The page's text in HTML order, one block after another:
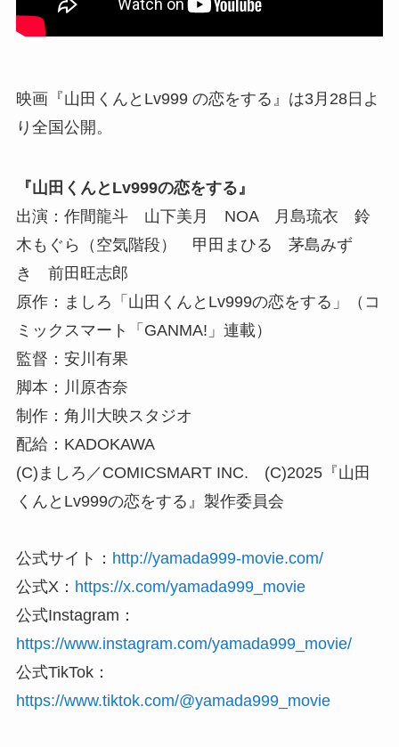
映画『山田くんとLv999 の恋をする』は3月28日よ
り全国公開。
『山田くんとLv999の恋をする』
出演：作間龍斗 山下美月 NOA 月島琉衣 鈴
木もぐら（空気階段） 甲田まひる 茅島みず
き 前田旺志郎
原作：ましろ「山田くんとLv999の恋をする」（コ
ミックスマート「GANMA!」連載）
監督：安川有果
脚本：川原杏奈
制作：角川大映スタジオ
配給：KADOKAWA
(C)ましろ／COMICSMART INC. (C)2025『山田
くんとLv999の恋をする』製作委員会
公式サイト： http://yamada999-movie.com/
公式X： https://x.com/yamada999_movie
公式Instagram：
https://www.instagram.com/yamada999_movie/
公式TikTok：
https://www.tiktok.com/@yamada999_movie